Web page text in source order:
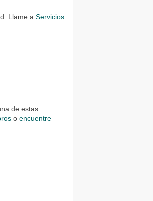
Llame aServicios
de estas
oencuentre